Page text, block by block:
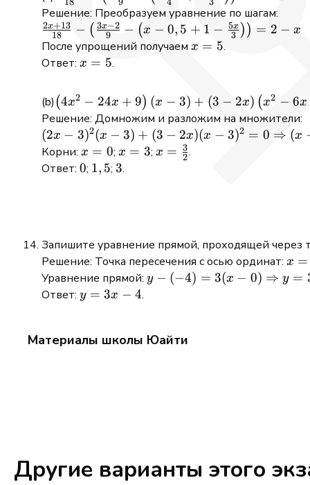
= 750 \,
\text{м}
\left(\frac{3 x-2}
{9}-\left(\frac{4 x-
2}{4}+\frac{3-5 x}
{3}\right)\right)=2-
Решение: Преобразуем уравнение по шагам:
\frac{2x + 13}
{18} -
\left(\frac{3x -
0,5 + 1 -
\frac{5x}
{3}\right)\right)
= 2 - x
18
2x+13 − ( 9
3x−2 − (x − 0, 5 + 1 − 3
5x ) ) = 2 − x
После упрощений получаем x
x = 5.
Ответ: x
5
x = 5.
\left(4
x^{2}-24
x+9\right)(x-
3)+(3-2
x)\left(x^{2}-6
(4x2 − 24x + 9) (x − 3) + (3 − 2x) (x2 − 6x
Решение: Домножим и разложим на множители:
(2x - 3)^2(x
- 3) + (3 -
2x)(x - 3)^2
(2x − 3)2(x − 3) + (3 − 2x)(x − 3)2 = 0 ⇒ (x
Корни: x
=
x = 0; x
=
x = 3; x =
x = 2
3.
Ответ: 0
0; 1,5
1, 5;3
3.
Запишите уравнение прямой, проходящей через
Решение: Точка пересечения с осью ординат: x
=
x =
Уравнение прямой: y - (-4) =
y − (−4) = 3(x − 0) ⇒ y =
Ответ: y
-
y = 3x − 4.
Материалы школы Юайти
Другие варианты этого